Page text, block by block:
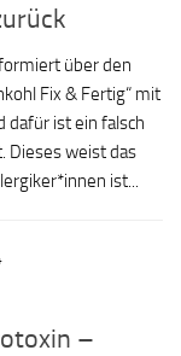
über den
Fix & Fertig“ mit
dafür ist ein falsch
Dieses weist das
ist...
–